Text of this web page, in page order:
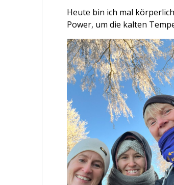
Heute bin ich mal
Power, um die kalten